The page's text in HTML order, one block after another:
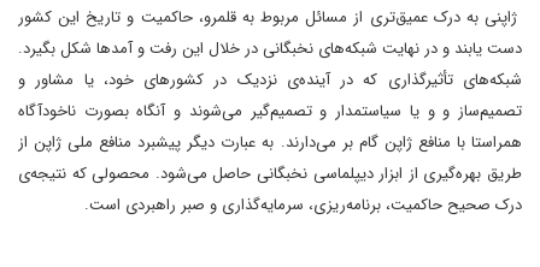
ژاپنی به درک عمیق‌تری از مسائل مربوط به قلمرو، حاکمیت و تاریخ این کشور
دست یابند و در نهایت شبکه‌های نخبگانی در خلال این رفت‌ و آمدها شکل بگیرد.
شبکه‌های تأثیرگذاری که در آینده‌ی نزدیک در کشورهای خود، یا مشاور و
تصمیم‌ساز و و یا سیاستمدار و تصمیم‌گیر می‌شوند و آنگاه بصورت ناخودآگاه
همراستا با منافع ژاپن گام بر می‌دارند. به عبارت دیگر پیشبرد منافع ملی ژاپن از
طریق بهره‌گیری از ابزار دیپلماسی نخبگانی حاصل می‌شود. محصولی که نتیجه‌ی
درک صحیح حاکمیت، برنامه‌ریزی، سرمایه‌گذاری و صبر راهبردی است.